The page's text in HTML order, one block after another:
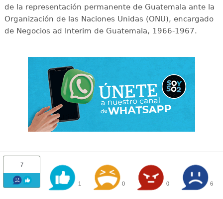
de la representación permanente de Guatemala ante la
Organización de las Naciones Unidas (ONU), encargado
de Negocios ad Interim de Guatemala, 1966-1967.
7
1 0 0 6